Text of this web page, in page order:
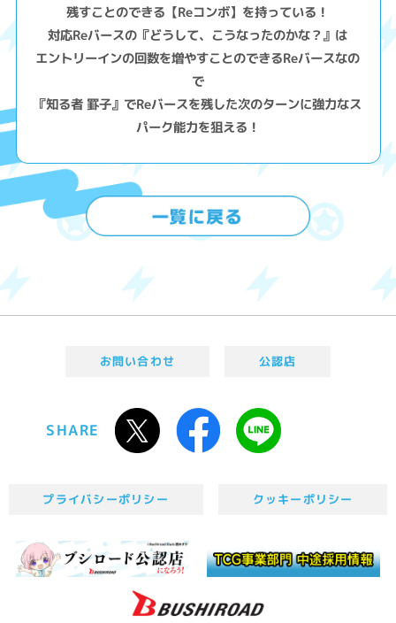
残すことのできる【Reコンボ】を持っている！
対応Reバースの『どうして、こうなったのかな？』は
エントリーインの回数を増やすことのできるReバースなの
で
『知る者 罫子』でReバースを残した次のターンに強力なス
パーク能力を狙える！
お問い合わせ 公認店
SHARE
プライバシーポリシー クッキーポリシー